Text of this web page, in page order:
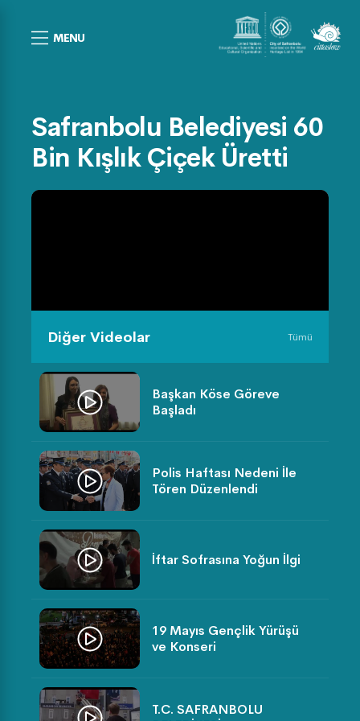
MENU
Safranbolu Belediyesi 60
Bin Kışlık Çiçek Üretti
Diğer Videolar Tümü
Başkan Köse Göreve
Başladı
Polis Haftası Nedeni İle
Tören Düzenlendi
İftar Sofrasına Yoğun İlgi
19 Mayıs Gençlik Yürüşü
ve Konseri
T.C. SAFRANBOLU